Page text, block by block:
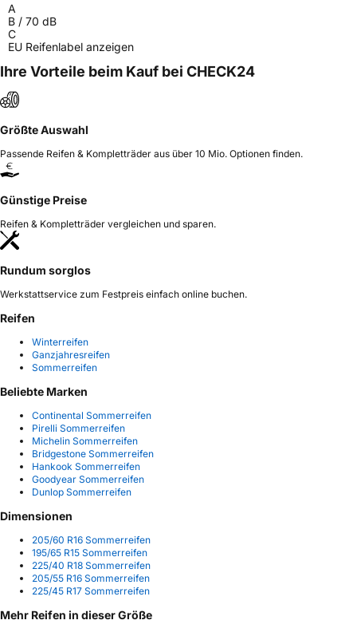
A
B / 70 dB
C
EU Reifenlabel anzeigen
Ihre Vorteile beim Kauf bei CHECK24
Größte Auswahl
Passende Reifen & Kompletträder aus über 10 Mio. Optionen finden.
Günstige Preise
Reifen & Kompletträder vergleichen und sparen.
Rundum sorglos
Werkstattservice zum Festpreis einfach online buchen.
Reifen
Winterreifen
Ganzjahresreifen
Sommerreifen
Beliebte Marken
Continental Sommerreifen
Pirelli Sommerreifen
Michelin Sommerreifen
Bridgestone Sommerreifen
Hankook Sommerreifen
Goodyear Sommerreifen
Dunlop Sommerreifen
Dimensionen
205/60 R16 Sommerreifen
195/65 R15 Sommerreifen
225/40 R18 Sommerreifen
205/55 R16 Sommerreifen
225/45 R17 Sommerreifen
Mehr Reifen in dieser Größe